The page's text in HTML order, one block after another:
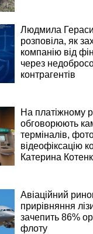
Людмила
розповіла, як
компанію від
через
контрагентів
На платіжному
обговорюють
терміналів,
відеофіксацію
Катерина
Авіаційний
прирівняння
зачепить 86%
флоту